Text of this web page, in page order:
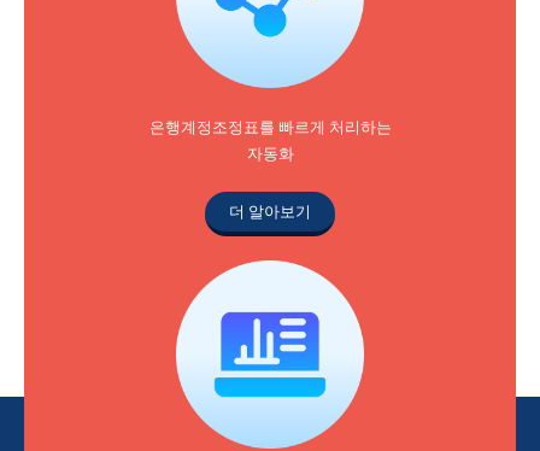
은행계정조정표를 빠르게 처리하는
자동화
더 알아보기